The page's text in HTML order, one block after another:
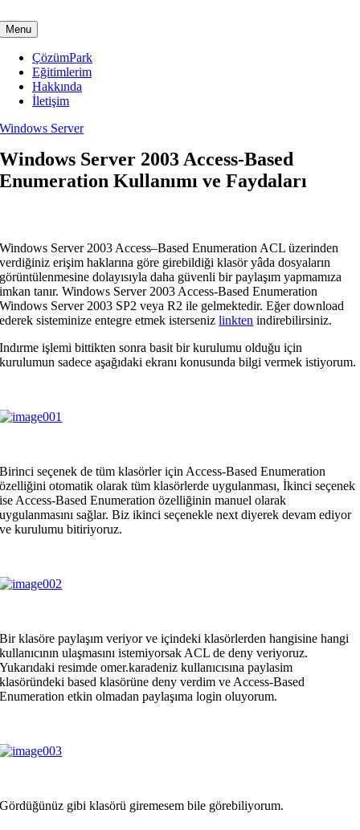
to
content
Menu
ÇözümPark
Eğitimlerim
Hakkında
İletişim
Windows Server
Windows Server 2003 Access-Based
Enumeration Kullanımı ve Faydaları
Windows Server 2003 Access–Based Enumeration ACL üzerinden
verdiğiniz erişim haklarına göre girebildiği klasör yâda dosyaların
görüntülenmesine dolayısıyla daha güvenli bir paylaşım yapmamıza
imkan tanır. Windows Server 2003 Access-Based Enumeration
Windows Server 2003 SP2 veya R2 ile gelmektedir. Eğer download
ederek sisteminize entegre etmek istersenizlinkten indirebilirsiniz.
Indırme işlemi bittikten sonra basit bir kurulumu olduğu için
kurulumun sadece aşağıdaki ekranı konusunda bilgi vermek istiyorum.
Birinci seçenek de tüm klasörler için Access-Based Enumeration
özelliğini otomatik olarak tüm klasörlerde uygulanması, İkinci seçenek
ise Access-Based Enumeration özelliğinin manuel olarak
uygulanmasını sağlar. Biz ikinci seçenekle next diyerek devam ediyor
ve kurulumu bitiriyoruz.
Bir klasöre paylaşım veriyor ve içindeki klasörlerden hangisine hangi
kullanıcının ulaşmasını istemiyorsak ACL de deny veriyoruz.
Yukarıdaki resimde omer.karadeniz kullanıcısına paylasim
klasöründeki based klasörüne deny verdim ve Access-Based
Enumeration etkin olmadan paylaşıma login oluyorum.
Gördüğünüz gibi klasörü giremesem bile görebiliyorum.